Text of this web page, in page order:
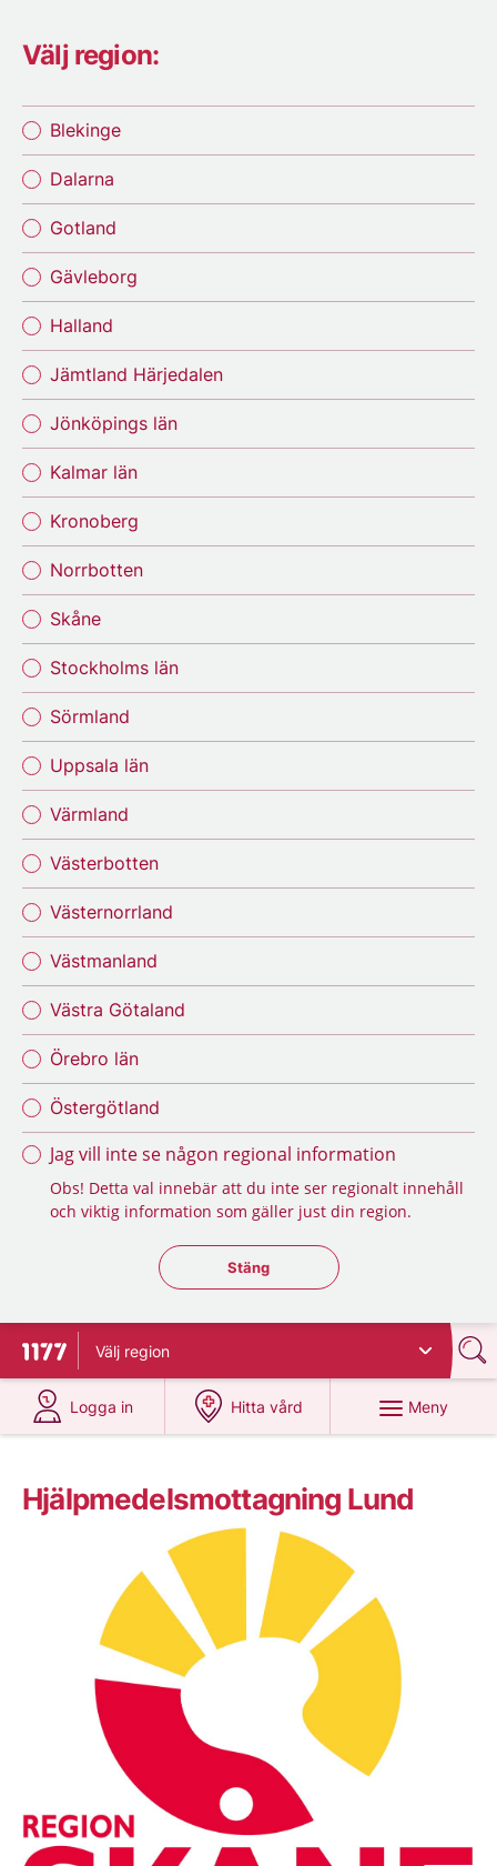
Välj region:
Blekinge
Dalarna
Gotland
Gävleborg
Halland
Jämtland Härjedalen
Jönköpings län
Kalmar län
Kronoberg
Norrbotten
Skåne
Stockholms län
Sörmland
Uppsala län
Värmland
Västerbotten
Västernorrland
Västmanland
Västra Götaland
Örebro län
Östergötland
Jag vill inte se någon regional information
Obs! Detta val innebär att du inte ser regionalt innehåll
och viktig information som gäller just din region.
Stäng regionsväljaren
Stäng
Till startsidan för 1177
Välj region
Logga in
på 1177.se
Hitta vård
på 1177.se
Meny
Hjälpmedelsmottagning Lund